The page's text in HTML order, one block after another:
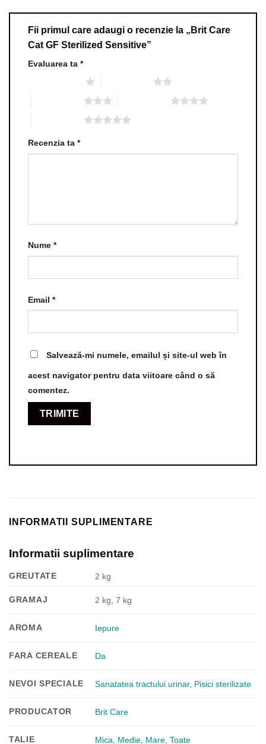
Fii primul care adaugi o recenzie la „Brit Care
Cat GF Sterilized Sensitive”
Evaluarea ta *
Recenzia ta *
Nume *
Email *
Salvează-mi numele, emailul și site-ul web în
acest navigator pentru data viitoare când o să
comentez.
INFORMATII SUPLIMENTARE
Informatii suplimentare
GREUTATE 2 kg
GRAMAJ 2 kg, 7 kg
AROMA Iepure
FARA CEREALE Da
NEVOI SPECIALE Sanatatea tractului urinar, Pisici sterilizate
PRODUCATOR Brit Care
TALIE Mica Medie Mare ,Toate